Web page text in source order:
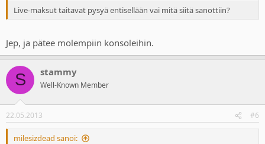
Live-maksut taitavat pysyä entisellään vai mitä siitä sanottiin?
Jep, ja pätee molempiin konsoleihin.
S stammy
Well-Known Member
22.05.2013 #6
milesizdead sanoi: